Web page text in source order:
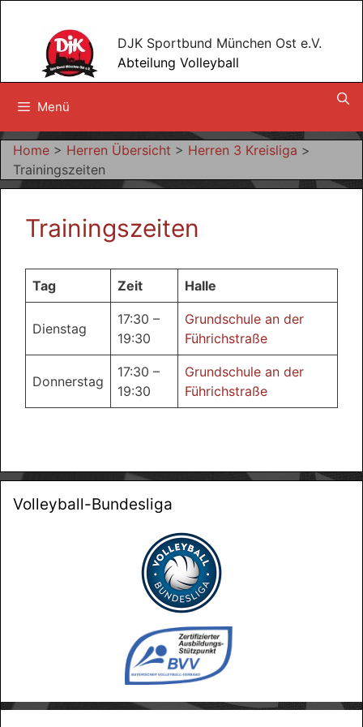
springen
DJK Sportbund München Ost e.V.
Abteilung Volleyball
Menü
Home > Herren Übersicht > Herren 3 Kreisliga >
Trainingszeiten
Trainingszeiten
Tag Zeit Halle
Dienstag
17:30 –
19:30
Grundschule an der
Führichstraße
Donnerstag
17:30 –
19:30
Grundschule an der
Führichstraße
Volleyball-Bundesliga